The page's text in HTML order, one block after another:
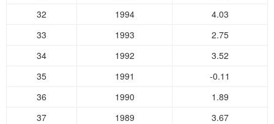
32
1994
4.03
33
1993
2.75
34
1992
3.52
35
1991
-0.11
36
1990
1.89
37
1989
3.67